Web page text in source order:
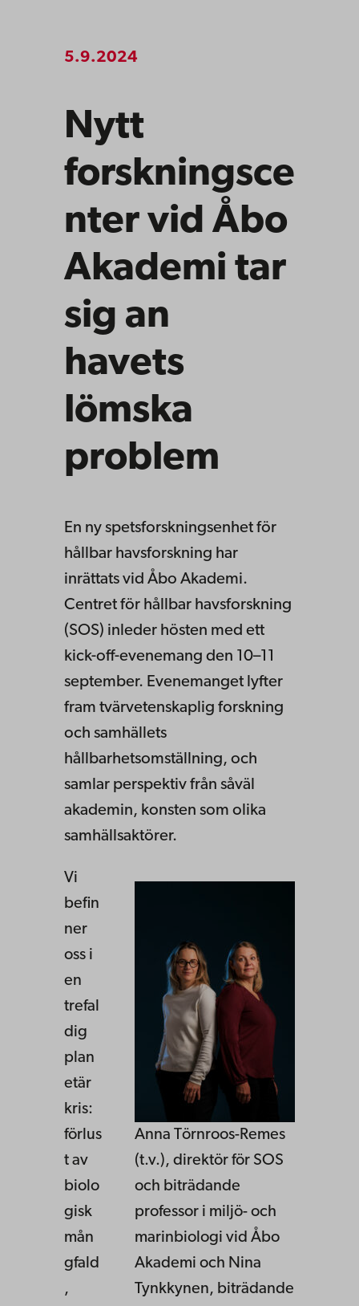
5.9.2024
Nytt
forskningsce
nter vid Åbo
Akademi tar
sig an
havets
lömska
problem
En ny spetsforskningsenhet för
hållbar havsforskning har
inrättats vid Åbo Akademi.
Centret för hållbar havsforskning
(SOS) inleder hösten med ett
kick-off-evenemang den 10–11
september. Evenemanget lyfter
fram tvärvetenskaplig forskning
och samhällets
hållbarhetsomställning, och
samlar perspektiv från såväl
akademin, konsten som olika
samhällsaktörer.
Anna Törnroos-Remes
(t.v.), direktör för SOS
och biträdande
professor i miljö- och
marinbiologi vid Åbo
Akademi och Nina
Tynkkynen, biträdande
Vi
befin
ner
oss i
en
trefal
dig
plan
etär
kris:
förlus
t av
biolo
gisk
mån
gfald
,